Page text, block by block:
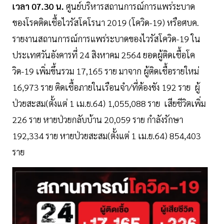
เวลา 07.30 น. ศูนย์บริหารสถานการณ์การแพร่ระบาด
ของโรคติดเชื้อไวรัสโคโรนา 2019 (โควิด-19) หรือศบค.
รายงานสถานการณ์การแพร่ระบาดของไวรัสโควิด-19 ใน
ประเทศวันอังคารที่ 24 สิงหาคม 2564 ยอดผู้ติดเชื้อโค
วิด-19 เพิ่มขึ้นรวม 17,165 ราย มาจาก ผู้ติดเชื้อรายใหม่
16,973 ราย ติดเชื้อภายในเรือนจำ/ที่ต้องขัง 192 ราย ผู้
ป่วยสะสม(ตั้งแต่ 1 เม.ย.64) 1,055,088 ราย เสียชีวิตเพิ่ม
226 ราย หายป่วยกลับบ้าน 20,059 ราย กำลังรักษา
192,334 ราย หายป่วยสะสม(ตั้งแต่ 1 เม.ย.64) 854,403
ราย